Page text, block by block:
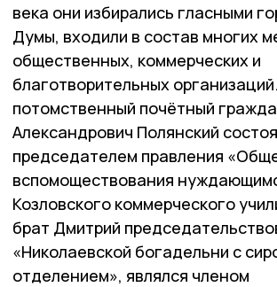
века они избирались гласными
Думы, входили в состав многих
общественных, коммерческих и
благотворительных
потомственный почётный
Александрович Полянский
председателем правления
вспомоществования
Козловского коммерческого
брат Дмитрий
«Николаевской богадельни с
отделением», являлся членом